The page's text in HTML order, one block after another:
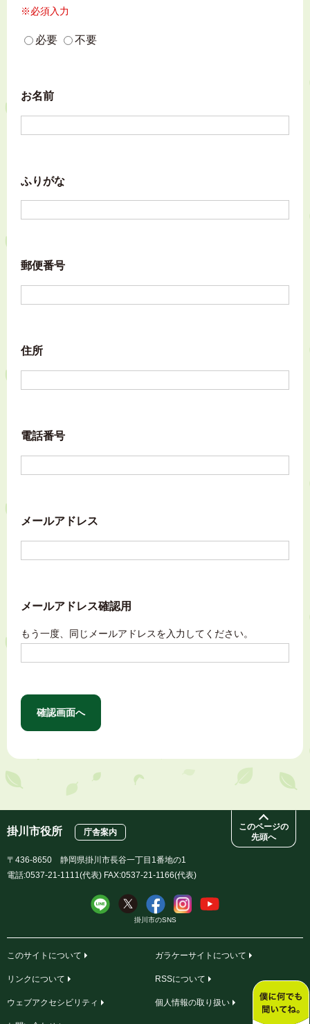
※必須入力
必要 不要
お名前
ふりがな
郵便番号
住所
電話番号
メールアドレス
メールアドレス確認用
もう一度、同じメールアドレスを入力してください。
このページの
先頭へ
掛川市役所 庁舎案内
〒436-8650 静岡県掛川市長谷一丁目1番地の1
電話:0537-21-1111(代表) FAX:0537-21-1166(代表)
掛川市のSNS
このサイトについて ガラケーサイトについて
リンクについて RSSについて
ウェブアクセシビリティ 個人情報の取り扱い